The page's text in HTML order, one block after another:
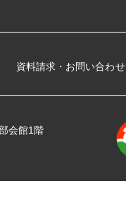
資料請求・お問い合わせ
会館1階